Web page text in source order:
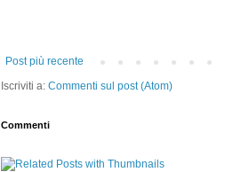
Post più recente
Iscriviti a: Commenti sul post (Atom)
Commenti